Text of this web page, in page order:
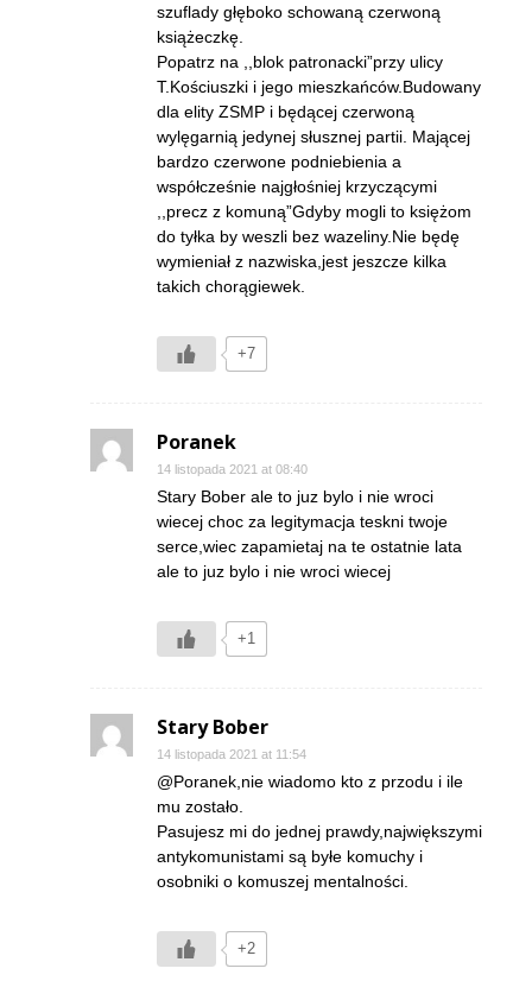
szuflady głęboko schowaną czerwoną
książeczkę.
Popatrz na ,,blok patronacki”przy ulicy
T.Kościuszki i jego mieszkańców.Budowany
dla elity ZSMP i będącej czerwoną
wylęgarnią jedynej słusznej partii. Mającej
bardzo czerwone podniebienia a
współcześnie najgłośniej krzyczącymi
,,precz z komuną”Gdyby mogli to księżom
do tyłka by weszli bez wazeliny.Nie będę
wymieniał z nazwiska,jest jeszcze kilka
takich chorągiewek.
+7
Poranek
14 listopada 2021 at 08:40
Stary Bober ale to juz bylo i nie wroci
wiecej choc za legitymacja teskni twoje
serce,wiec zapamietaj na te ostatnie lata
ale to juz bylo i nie wroci wiecej
+1
Stary Bober
14 listopada 2021 at 11:54
@Poranek,nie wiadomo kto z przodu i ile
mu zostało.
Pasujesz mi do jednej prawdy,największymi
antykomunistami są byłe komuchy i
osobniki o komuszej mentalności.
+2